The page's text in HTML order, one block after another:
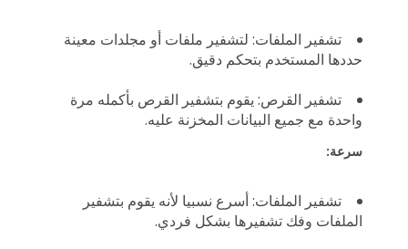
تشفير الملفات: لتشفير ملفات أو مجلدات معينة
حددها المستخدم بتحكم دقيق.
تشفير القرص: يقوم بتشفير القرص بأكمله مرة
واحدة مع جميع البيانات المخزنة عليه.
سرعة:
تشفير الملفات: أسرع نسبيا لأنه يقوم بتشفير
الملفات وفك تشفيرها بشكل فردي.